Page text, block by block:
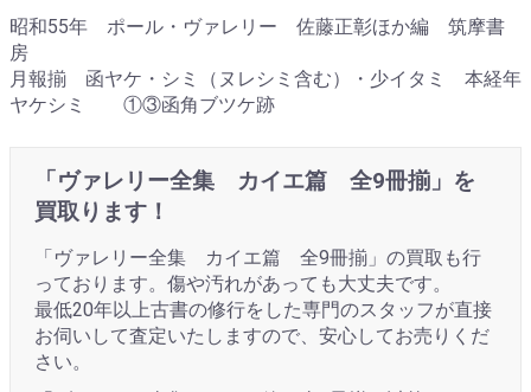
昭和55年 ポール・ヴァレリー 佐藤正彰ほか編 筑摩書
房
月報揃 函ヤケ・シミ（ヌレシミ含む）・少イタミ 本経年
ヤケシミ ①③函角ブツケ跡
「ヴァレリー全集 カイエ篇 全9冊揃」を
買取ります！
「ヴァレリー全集 カイエ篇 全9冊揃」の買取も行
っております。傷や汚れがあっても大丈夫です。
最低20年以上古書の修行をした専門のスタッフが直接
お伺いして査定いたしますので、安心してお売りくだ
さい。